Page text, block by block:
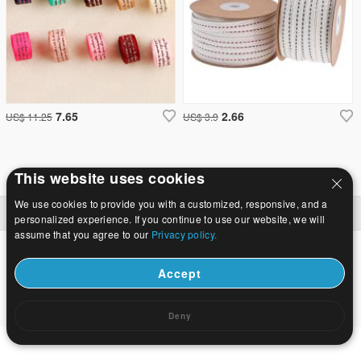
US$ 3.9 2.66
US$ 11.25 7.65
الصفحة الرئيسية|حول|اتصل بنا |موقع كامل
This website uses cookies
We use cookies to provide you with a customized, responsive, and a
personalized experience. If you continue to use our website, we will
assume that you agree to our Privacy policy.
Accept
Deny